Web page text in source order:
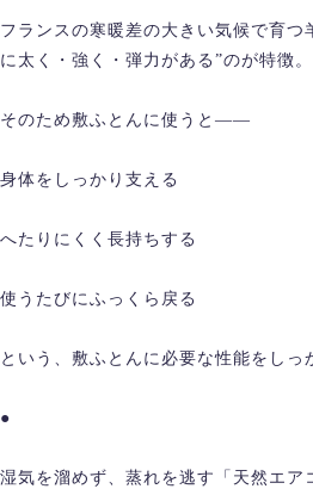
フランスの寒暖差の大きい気候で育つ
に太く・強く・弾力がある”のが特徴。
そのため敷ふとんに使うと——
身体をしっかり支える
へたりにくく長持ちする
使うたびにふっくら戻る
という、敷ふとんに必要な性能をしっ
●
湿気を溜めず、蒸れを逃す「天然エア